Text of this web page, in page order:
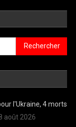
Rechercher :
l'Ukraine, 4 morts
août 2026